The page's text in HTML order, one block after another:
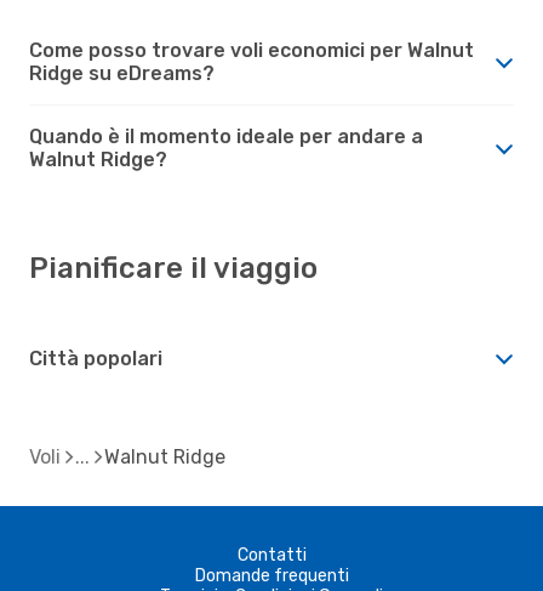
Come posso trovare voli economici per Walnut
Ridge su eDreams?
Quando è il momento ideale per andare a
Walnut Ridge?
Pianificare il viaggio
Città popolari
Voli Walnut Ridge
Contatti
Domande frequenti